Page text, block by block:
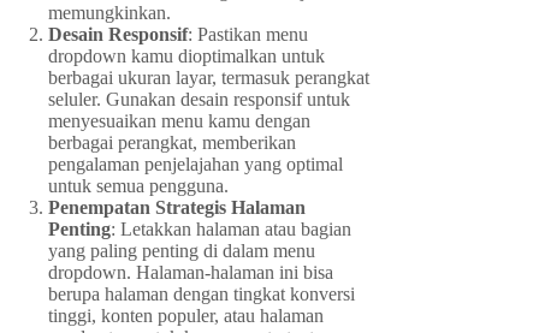
memungkinkan.
Desain Responsif: Pastikan menu
dropdown kamu dioptimalkan untuk
berbagai ukuran layar, termasuk perangkat
seluler. Gunakan desain responsif untuk
menyesuaikan menu kamu dengan
berbagai perangkat, memberikan
pengalaman penjelajahan yang optimal
untuk semua pengguna.
Penempatan Strategis Halaman
Penting: Letakkan halaman atau bagian
yang paling penting di dalam menu
dropdown. Halaman-halaman ini bisa
berupa halaman dengan tingkat konversi
tinggi, konten populer, atau halaman